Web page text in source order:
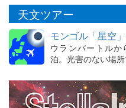
天文ツアー
モンゴル「星空
ウランバートルか
泊。光害のない場